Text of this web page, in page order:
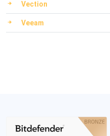
Vection
Veeam